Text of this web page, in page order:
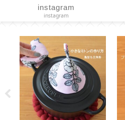
instagram
instagram